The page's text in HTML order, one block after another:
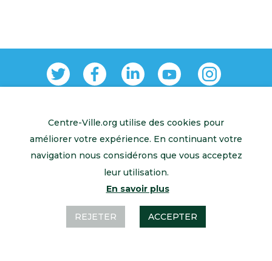
Retour à l’accueil Mentions légales Contactez-nous
Centre-Ville.org utilise des cookies pour
améliorer votre expérience. En continuant votre
navigation nous considérons que vous acceptez
leur utilisation.
En savoir plus
REJETER ACCEPTER